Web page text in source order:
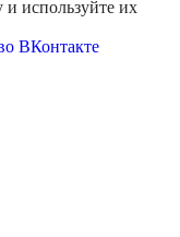
используйте их
ВКонтакте